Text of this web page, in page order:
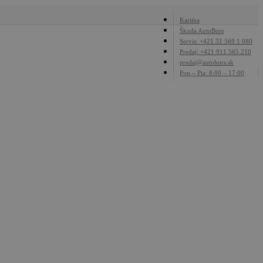
Kariéra
Škoda AutoBors
Servis: +421 31 569 1 080
Predaj: +421 911 565 210
predaj@autobors.sk
Pon – Pia: 8:00 – 17:00
Menu